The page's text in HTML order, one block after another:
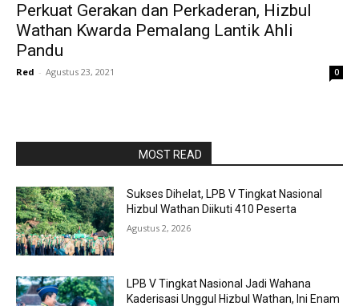
Perkuat Gerakan dan Perkaderan, Hizbul
Wathan Kwarda Pemalang Lantik Ahli
Pandu
Red - Agustus 23, 2021 0
MOST READ
Sukses Dihelat, LPB V Tingkat Nasional
Hizbul Wathan Diikuti 410 Peserta
Agustus 2, 2026
LPB V Tingkat Nasional Jadi Wahana
Kaderisasi Unggul Hizbul Wathan, Ini Enam